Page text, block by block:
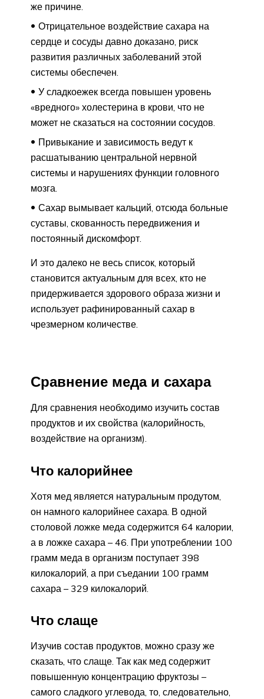
же причине.
Отрицательное воздействие сахара на
сердце и сосуды давно доказано, риск
развития различных заболеваний этой
системы обеспечен.
У сладкоежек всегда повышен уровень
«вредного» холестерина в крови, что не
может не сказаться на состоянии сосудов.
Привыкание и зависимость ведут к
расшатыванию центральной нервной
системы и нарушениях функции головного
мозга.
Сахар вымывает кальций, отсюда больные
суставы, скованность передвижения и
постоянный дискомфорт.
И это далеко не весь список, который
становится актуальным для всех, кто не
придерживается здорового образа жизни и
использует рафинированный сахар в
чрезмерном количестве.
Сравнение меда и сахара
Для сравнения необходимо изучить состав
продуктов и их свойства (калорийность,
воздействие на организм).
Что калорийнее
Хотя мед является натуральным продутом,
он намного калорийнее сахара. В одной
столовой ложке меда содержится 64 калории,
а в ложке сахара – 46. При употреблении 100
грамм меда в организм поступает 398
килокалорий, а при съедании 100 грамм
сахара – 329 килокалорий.
Что слаще
Изучив состав продуктов, можно сразу же
сказать, что слаще. Так как мед содержит
повышенную концентрацию фруктозы –
самого сладкого углевода, то, следовательно,